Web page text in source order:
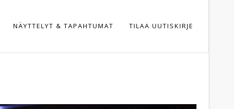
NÄYTTELYT & TAPAHTUMAT TILAA UUTISKIRJE